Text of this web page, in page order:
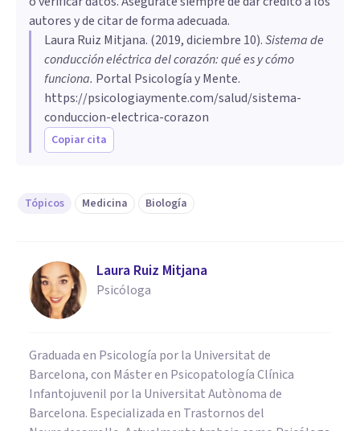
autores y de citar de forma adecuada.
Laura Ruiz Mitjana. (2019, diciembre 10).Sistema de
conducción eléctrica del corazón: qué es y cómo
funciona. Portal Psicología y Mente.
https://psicologiaymente.com/salud/sistema-
conduccion-electrica-corazon
Copiar cita
Tópicos Medicina Biología
Laura Ruiz Mitjana
Psicóloga
Graduada en Psicología por la Universitat de
Barcelona, con Máster en Psicopatología Clínica
Infantojuvenil por la Universitat Autònoma de
Barcelona. Especializada en Trastornos del